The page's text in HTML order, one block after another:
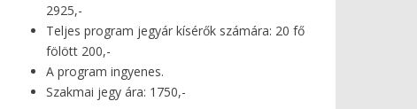
2925,-
Teljes program jegyár kísérők számára: 20 fő
fölött 200,-
A program ingyenes.
Szakmai jegy ára: 1750,-